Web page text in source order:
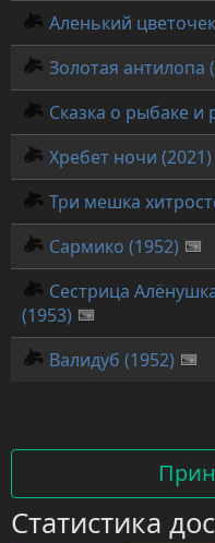
Аленький
Золотая антилопа
Сказка о рыбаке и
Хребет ночи (2021)
Три мешка
Сармико (1952)
Сестрица
(1953)
Валидуб (1952)
Статистика